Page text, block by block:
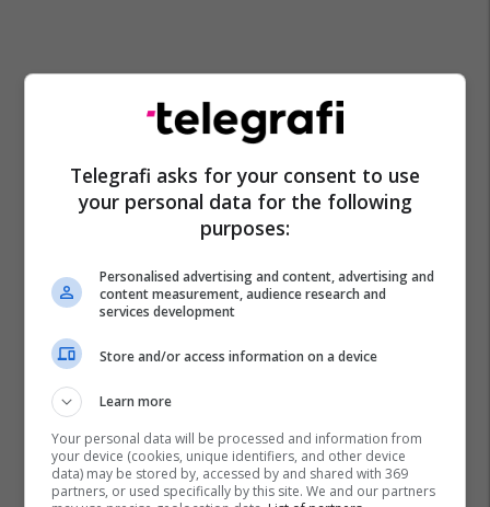
Telegrafi asks for your consent to use
your personal data for the following
purposes:
Personalised advertising and content, advertising and
content measurement, audience research and
services development
Store and/or access information on a device
Learn more
Your personal data will be processed and information from
your device (cookies, unique identifiers, and other device
data) may be stored by, accessed by and shared with 369
partners, or used specifically by this site. We and our partners